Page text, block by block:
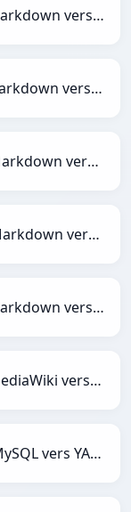
Markdown vers Magic
Markdown vers TracWiki
Markdown vers DAX
Markdown vers Jira
Markdown vers Textile
MediaWiki vers YAML
MySQL vers YAML